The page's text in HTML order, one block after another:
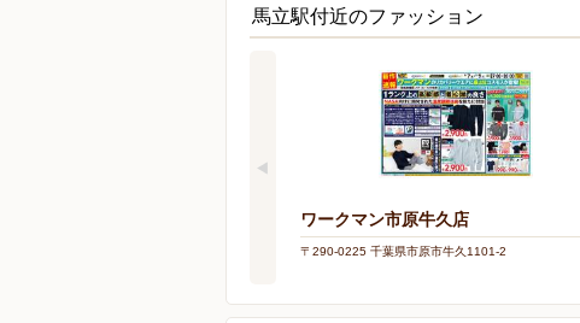
馬立駅付近のファッション
ワークマン市原牛久店
〒290-0225 千葉県市原市牛久1101-2